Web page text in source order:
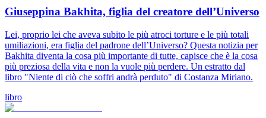
Giuseppina Bakhita, figlia del creatore dell’Universo
Lei, proprio lei che aveva subito le più atroci torture e le più totali
umiliazioni, era figlia del padrone dell’Universo? Questa notizia per
Bakhita diventa la cosa più importante di tutte, capisce che è la cosa
più preziosa della vita e non la vuole più perdere. Un estratto dal
libro "Niente di ciò che soffri andrà perduto" di Costanza Miriano.
libro